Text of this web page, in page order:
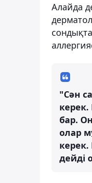
Алайда
"Сән
бар.
олар
дейді